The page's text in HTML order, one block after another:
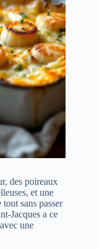
des poireaux
et une
sans passer
Jacques a ce
une